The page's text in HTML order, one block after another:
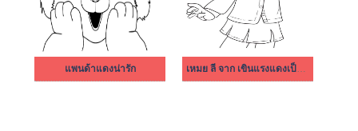
แพนด้าแดงน่ารัก เหมย ลี จาก เขินแรงแดงเป็นแพนด้า